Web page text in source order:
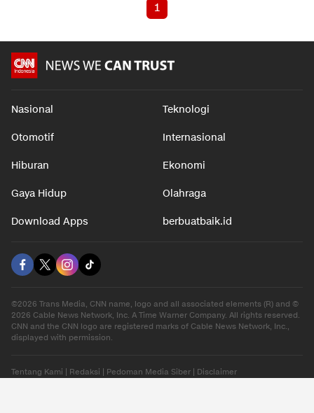
1
Nasional Teknologi
Otomotif Internasional
Hiburan Ekonomi
Gaya Hidup Olahraga
Download Apps berbuatbaik.id
©2026 Trans Media, CNN name, logo and all associated elements (R) and ©
2026 Cable News Network, Inc. A Time Warner Company. All rights reserved.
CNN and the CNN logo are registered marks of Cable News Network, Inc.,
displayed with permission.
Tentang Kami Redaksi Pedoman Media Siber Disclaimer